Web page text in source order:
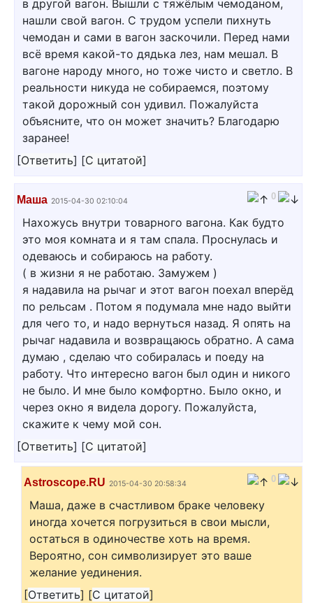
в другой вагон. Вышли с тяжёлым чемоданом,
нашли свой вагон. С трудом успели пихнуть
чемодан и сами в вагон заскочили. Перед нами
всё время какой-то дядька лез, нам мешал. В
вагоне народу много, но тоже чисто и светло. В
реальности никуда не собираемся, поэтому
такой дорожный сон удивил. Пожалуйста
объясните, что он может значить? Благодарю
заранее!
[Ответить] [С цитатой]
Маша 2015-04-30 02:10:04 0
Нахожусь внутри товарного вагона. Как будто
это моя комната и я там спала. Проснулась и
одеваюсь и собираюсь на работу.
( в жизни я не работаю. Замужем )
я надавила на рычаг и этот вагон поехал вперёд
по рельсам . Потом я подумала мне надо выйти
для чего то, и надо вернуться назад. Я опять на
рычаг надавила и возвращаюсь обратно. А сама
думаю , сделаю что собиралась и поеду на
работу. Что интересно вагон был один и никого
не было. И мне было комфортно. Было окно, и
через окно я видела дорогу. Пожалуйста,
скажите к чему мой сон.
[Ответить] [С цитатой]
Astroscope.RU 2015-04-30 20:58:34 0
Маша, даже в счастливом браке человеку
иногда хочется погрузиться в свои мысли,
остаться в одиночестве хоть на время.
Вероятно, сон символизирует это ваше
желание уединения.
[Ответить] [С цитатой]